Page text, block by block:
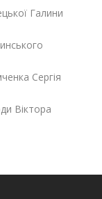
Галини
Сергія
Віктора